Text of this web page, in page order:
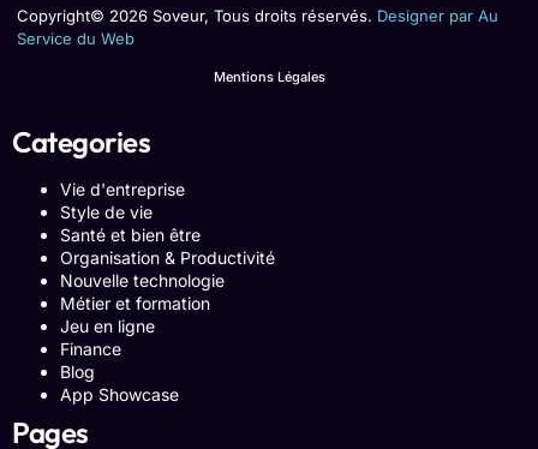
Copyright© 2026 Soveur, Tous droits réservés. Designer par Au
Service du Web
Mentions Légales
Categories
Vie d'entreprise
Style de vie
Santé et bien être
Organisation & Productivité
Nouvelle technologie
Métier et formation
Jeu en ligne
Finance
Blog
App Showcase
Pages